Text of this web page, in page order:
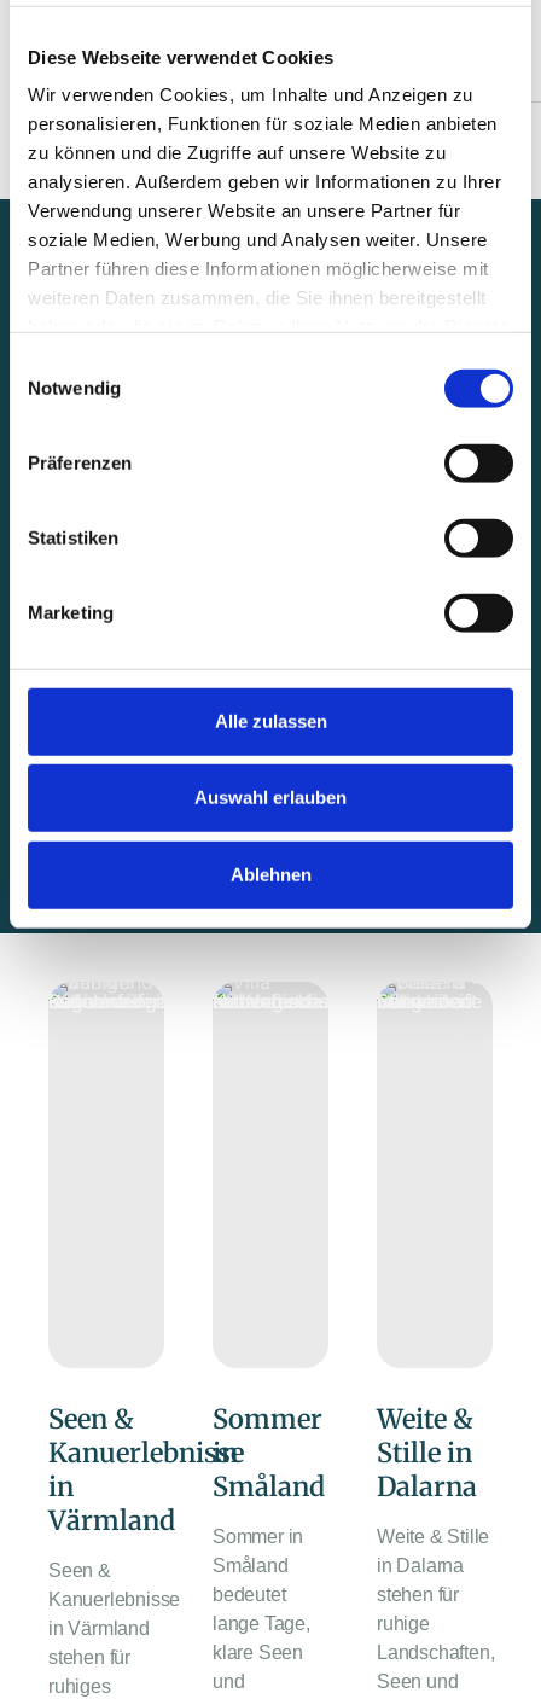
Diese Webseite verwendet Cookies
Wir verwenden Cookies, um Inhalte und Anzeigen zu
personalisieren, Funktionen für soziale Medien anbieten
zu können und die Zugriffe auf unsere Website zu
analysieren. Außerdem geben wir Informationen zu Ihrer
Verwendung unserer Website an unsere Partner für
soziale Medien, Werbung und Analysen weiter. Unsere
Partner führen diese Informationen möglicherweise mit
weiteren Daten zusammen, die Sie ihnen bereitgestellt
Notwendig
Präferenzen
Statistiken
Marketing
Alle zulassen
Auswahl erlauben
Ablehnen
Seen &
Kanuerlebnisse
in
Värmland
Seen &
Kanuerlebnisse
in Värmland
stehen für
ruhiges
Sommer
in
Småland
Sommer in
Småland
bedeutet
lange Tage,
klare Seen
und
Weite &
Stille in
Dalarna
Weite & Stille
in Dalarna
stehen für
ruhige
Landschaften,
Seen und